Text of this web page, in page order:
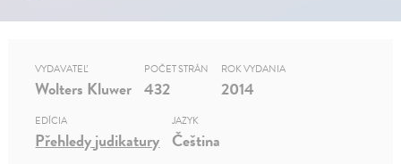
VYDAVATEĽ
Wolters Kluwer
POČET STRÁN
432
ROK VYDANIA
2014
EDÍCIA
Přehledy judikatury
JAZYK
Čeština